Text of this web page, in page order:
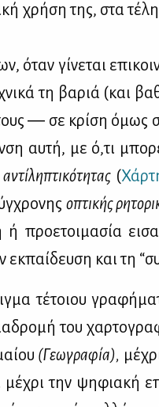
χρή­ση της, στα
όταν γί­νε­ται
τη βα­ριά (και
― σε κρί­ση όμως
αυ­τή, με ό,τι
(
οπτι­κής
ή προ­ε­τοι­μα­σία
και τη
τέ­τοιου
του
(Γε­ω­γρα­φία),
μέ­χρι την ψη­φια­κή